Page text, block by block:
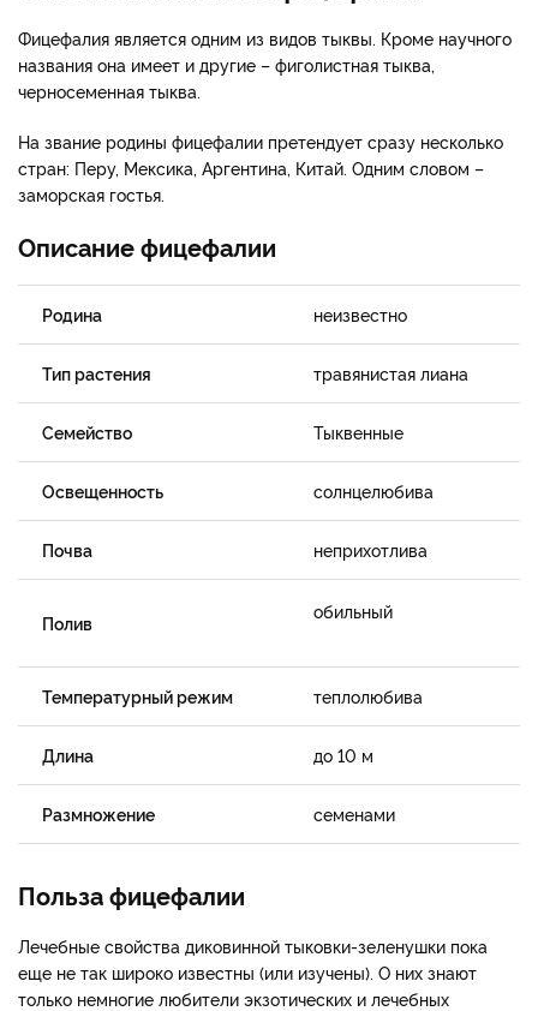
Фицефалия является одним из видов тыквы. Кроме научного
названия она имеет и другие – фиголистная тыква,
черносеменная тыква.
На звание родины фицефалии претендует сразу несколько
стран: Перу, Мексика, Аргентина, Китай. Одним словом –
заморская гостья.
Описание фицефалии
Родина неизвестно
Тип растения травянистая лиана
Семейство Тыквенные
Освещенность солнцелюбива
Почва неприхотлива
Полив
обильный
Температурный режим теплолюбива
Длина до 10 м
Размножение семенами
Польза фицефалии
Лечебные свойства диковинной тыковки-зеленушки пока
еще не так широко известны (или изучены). О них знают
только немногие любители экзотических и лечебных